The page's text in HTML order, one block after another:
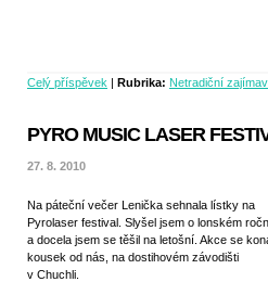
Celý příspěvek | Rubrika: Netradiční
PYRO MUSIC LASER
27. 8. 2010
Na páteční večer Lenička sehnala lístky na
Pyrolaser festival. Slyšel jsem o lonském
a docela jsem se těšil na letošní. Akce se
kousek od nás, na dostihovém závodišti
v Chuchli.